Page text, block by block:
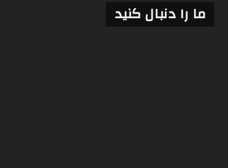
ما را دنبال کنید